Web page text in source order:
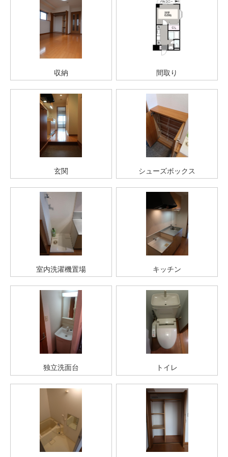
収納 間取り
玄関 シューズボックス
室内洗濯機置場 キッチン
独立洗面台 トイレ